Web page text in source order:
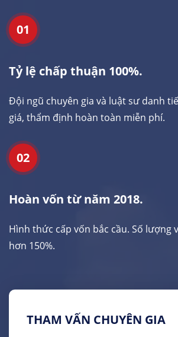
THAM VẤN CHUYÊN GIA
01
Tỷ lệ chấp thuận 100%.
Đội ngũ chuyên gia và luật sư danh
giá, thẩm định hoàn toàn miễn phí.
02
Hoàn vốn từ năm 2018.
Hình thức cấp vốn bắc cầu. Số lượng
hơn 150%.